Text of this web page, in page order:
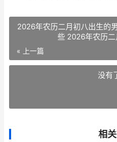
2026年农历二月初八出生的
些 2026年农历
« 上一篇
没有
相